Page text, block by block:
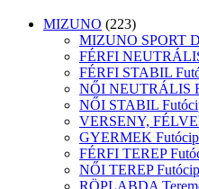
MIZUNO (223)
MIZUNO SPORT
FÉRFI
FÉRFI STABIL
NŐI NEUTRÁLIS
NŐI STABIL
VERSENY,
GYERMEK
FÉRFI TEREP
NŐI TEREP